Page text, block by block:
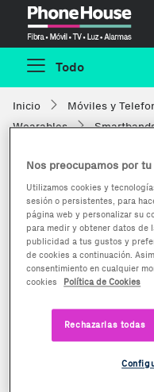
Todo
Inicio Móviles y
Wearables
Nos preocupamos por
Utilizamos cookies y
sesión o persistentes, para
página web y personalizar su
para medir y obtener datos de
publicidad a tus gustos y
de cookies a continuación.
consentimiento en cualquier
cookies
Política de Cookies
Rechazarlas todas